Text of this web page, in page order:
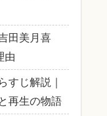
田美月喜
由
すじ解説｜
再生の物語